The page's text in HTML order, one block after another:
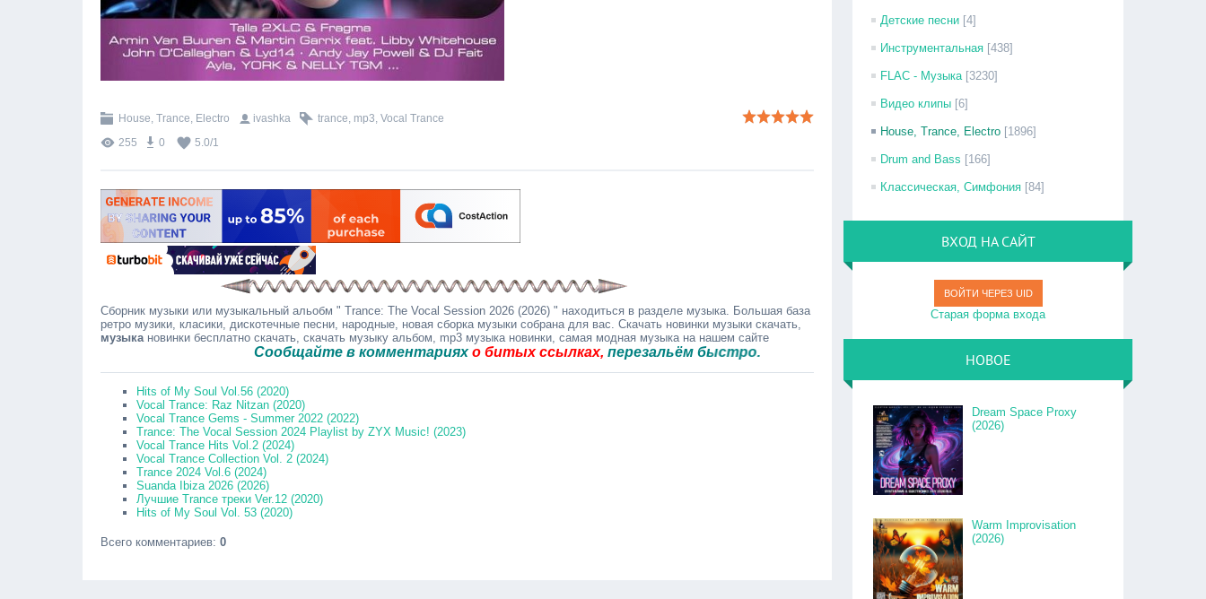
House, Trance, Electro ivashka trance, mp3, Vocal Trance
255
0 5.0/1
Сборник музыки или музыкальный альобм " Trance: The Vocal Session 2026 (2026) " находиться в разделе музыка. Большая база
ретро музики, класики, дискотечные песни, народные, новая сборка музыки собрана для вас. Скачать новинки музыки скачать,
музыкановинки бесплатно скачать, скачать музыку альбом, mp3 музыка новинки, самая модная музыка на нашем сайте
Сообщайте в комментарияхо битых ссылках,перезальём быстро.
Hits of My Soul Vol.56 (2020)
Vocal Trance: Raz Nitzan (2020)
Vocal Trance Gems - Summer 2022 (2022)
Trance: The Vocal Session 2024 Playlist by ZYX Music! (2023)
Vocal Trance Hits Vol.2 (2024)
Vocal Trance Collection Vol. 2 (2024)
Trance 2024 Vol.6 (2024)
Suanda Ibiza 2026 (2026)
Лучшие Trance треки Ver.12 (2020)
Hits of My Soul Vol. 53 (2020)
Всего комментариев: 0
Детские песни [4]
Инструментальная [438]
FLAC - Музыка [3230]
Видео клипы [6]
House, Trance, Electro [1896]
Drum and Bass [166]
Классическая, Симфония [84]
ВХОД НА САЙТ
ВОЙТИ ЧЕРЕЗ UID
Старая форма входа
НОВОЕ
Dream Space Proxy
(2026)
Warm Improvisation
(2026)